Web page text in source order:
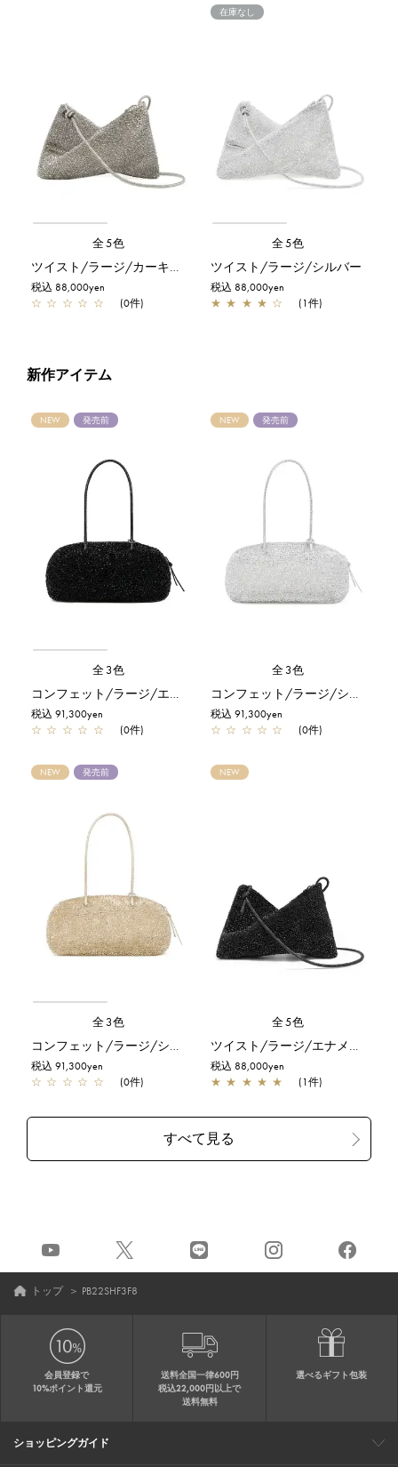
全5色
ツイスト/ラージ/カーキシルバー
税込 88,000yen
☆ ☆ ☆ ☆ ☆ (0件)
在庫なし
全5色
ツイスト/ラージ/シルバー
税込 88,000yen
★ ★ ★ ★ ☆ (1件)
新作アイテム
NEW 発売前
全3色
コンフェット/ラージ/エナメルブラック
税込 91,300yen
☆ ☆ ☆ ☆ ☆ (0件)
NEW 発売前
全3色
コンフェット/ラージ/シルバー
税込 91,300yen
☆ ☆ ☆ ☆ ☆ (0件)
NEW 発売前
全3色
コンフェット/ラージ/シルバーゴールド
税込 91,300yen
☆ ☆ ☆ ☆ ☆ (0件)
NEW
全5色
ツイスト/ラージ/エナメルブラック
税込 88,000yen
★ ★ ★ ★ ★ (1件)
トップ ＞ PB22SHF3F8
会員登録で
10%ポイント還元
送料全国一律600円
税込22,000円以上で
送料無料
選べるギフト包装
ショッピングガイド